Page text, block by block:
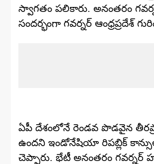
స్వాగతం పలికారు. అనంతరం
సందర్భంగా గవర్నర్ ఆంధ్రప్రదేశ్
ఏపీ దేశంలోనే రెండవ పొడవైన
ఉందని ఇండోనేషియా రిపబ్లిక్
చెప్పారు. భేటీ అనంతరం